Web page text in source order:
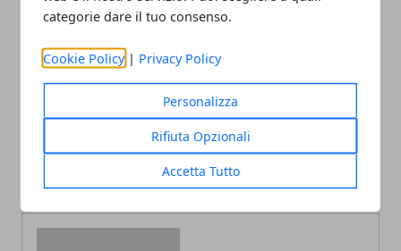
categorie dare il tuo consenso.
Cookie Policy | Privacy Policy
Personalizza
Rifiuta Opzionali
Accetta Tutto
Facebook
Perché Evitare il Fai-Da-Te
Guida all'Acquisto di Porte